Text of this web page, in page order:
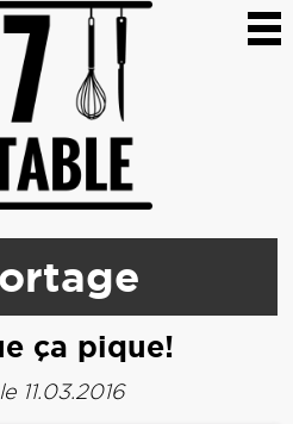
ça pique!
11.03.2016